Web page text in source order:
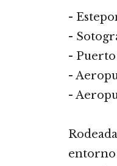
-
-
-
-
-
entorno